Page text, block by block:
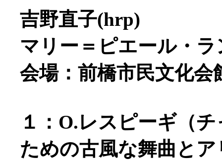
吉野直子(hrp)
マリー＝ピエール・
会場：前橋市民文化会
１：O.レスピーギ（
ための古風な舞曲と